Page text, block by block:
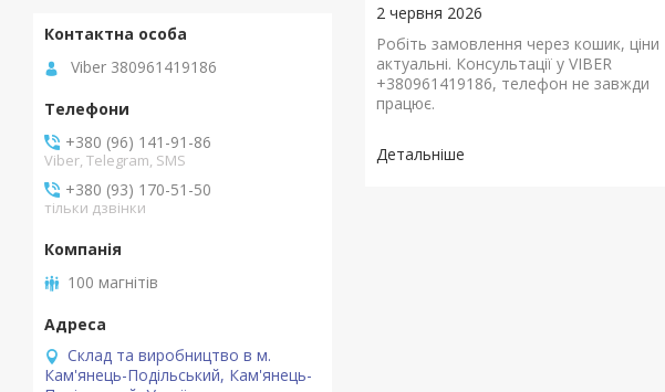
2 червня 2026
Робіть замовлення через кошик, ціни
актуальні. Консультації у VIBER
+380961419186, телефон не завжди
працює.
Viber 380961419186
+380 (96) 141-91-86
Viber, Telegram, SMS
+380 (93) 170-51-50
тільки дзвінки
100 магнітів
Склад та виробництво в м.
Кам'янець-Подільський, Кам'янець-